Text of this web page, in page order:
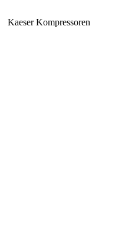
Kaeser Kompressoren